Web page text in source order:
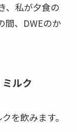
、私が夕食の
間、DWEのか
ルク
を飲みます。